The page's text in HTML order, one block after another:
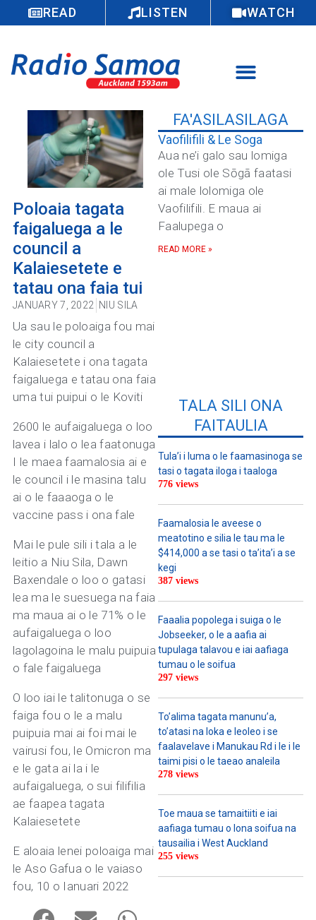
READ LISTEN WATCH
Poloaia tagata
faigaluega a le
council a
Kalaiesetete e
tatau ona faia tui
JANUARY 7, 2022 NIU SILA
Ua sau le poloaiga fou mai
le city council a
Kalaiesetete i ona tagata
faigaluega e tatau ona faia
uma tui puipui o le Koviti
2600 le aufaigaluega o loo
lavea i lalo o lea faatonuga
I le maea faamalosia ai e
le council i le masina talu
ai o le faaaoga o le
vaccine pass i ona fale
Mai le pule sili i tala a le
leitio a Niu Sila, Dawn
Baxendale o loo o gatasi
lea ma le suesuega na faia
ma maua ai o le 71% o le
aufaigaluega o loo
lagolagoina le malu puipuia
o fale faigaluega
O loo iai le talitonuga o se
faiga fou o le a malu
puipuia mai ai foi mai le
vairusi fou, le Omicron ma
e le gata ai la i le
aufaigaluega, o sui filifilia
ae faapea tagata
Kalaiesetete
E aloaia lenei poloaiga mai
le Aso Gafua o le vaiaso
fou, 10 o Ianuari 2022
FA'ASILASILAGA
Vaofilifili & Le Soga
Aua ne’i galo sau lomiga
ole Tusi ole Sōgā faatasi
ai male lolomiga ole
Vaofilifili. E maua ai
Faalupega o
READ MORE »
TALA SILI ONA
FAITAULIA
Tula’i i luma o le faamasinoga se
tasi o tagata iloga i taaloga
776 views
Faamalosia le aveese o
meatotino e silia le tau ma le
$414,000 a se tasi o ta’ita’i a se
kegi
387 views
Faaalia popolega i suiga o le
Jobseeker, o le a aafia ai
tupulaga talavou e iai aafiaga
tumau o le soifua
297 views
To’alima tagata manunu’a,
to’atasi na loka e leoleo i se
faalavelave i Manukau Rd i le i le
taimi pisi o le taeao analeila
278 views
Toe maua se tamaitiiti e iai
aafiaga tumau o lona soifua na
tausailia i West Auckland
255 views